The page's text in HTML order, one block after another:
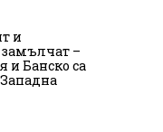
и
замълчат –
и Банско са